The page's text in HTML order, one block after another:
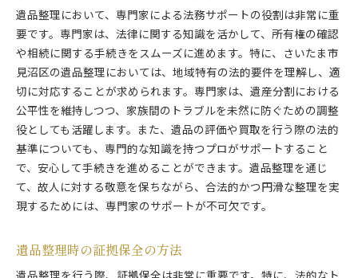
遺品整理において、専門家による法務サポートの役割は非常に重
要です。専門家は、法律に関する知識を活かして、所有権の確認
や相続に関する手続きをスムーズに進めます。特に、さいたま市
見沼区の遺品整理においては、地域特有の法的要件を理解し、適
切に対応することが求められます。専門家は、遺産分割における
公平性を維持しつつ、家族間のトラブルを未然に防ぐための調整
役としても活躍します。また、遺品の評価や買取を行う際の法的
基準についても、専門的な知識を持つプロがサポートすること
で、安心して手続きを進めることができます。遺品整理を通じ
て、故人に対する敬意を保ちながら、合法的かつ円滑な整理を実
現するためには、専門家のサポートが不可欠です。
遺品整理時の証拠保全の方法